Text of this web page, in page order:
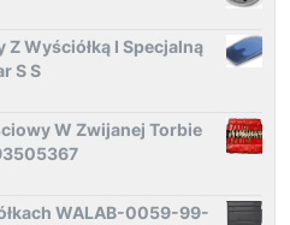
Z Wyściółką I Specjalną
S S
W Zwijanej Torbie
WALAB-0059-99-